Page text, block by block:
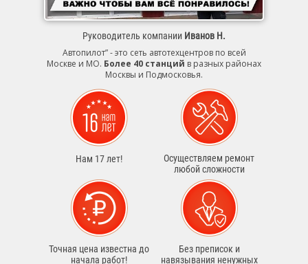
Руководитель компании Иванов Н.
Автопилот” - это сеть автотехцентров по всей
Москве и МО. Более 40 станций в разных районах
Москвы и Подмосковья.
Нам 17 лет!
Осуществляем ремонт
любой сложности
Точная цена известна до
начала работ!
Без преписок и
навязывания ненужных